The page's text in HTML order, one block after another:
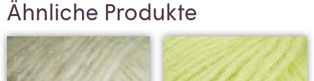
Ähnliche Produkte